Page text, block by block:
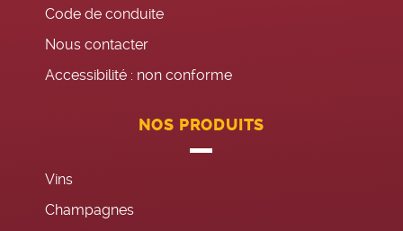
Code de conduite
Nous contacter
Accessibilité : non conforme
NOS PRODUITS
Vins
Champagnes